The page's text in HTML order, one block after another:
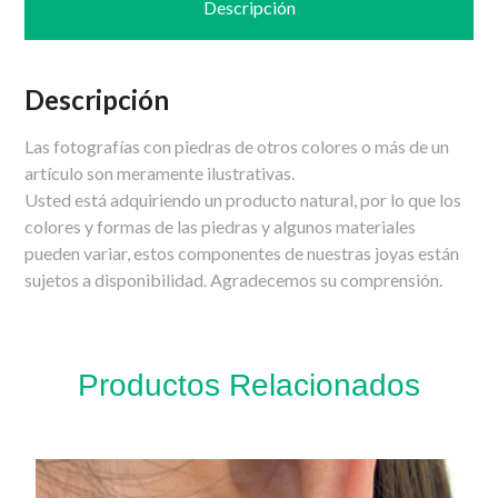
Descripción
Descripción
Las fotografías con piedras de otros colores o más de un
artículo son meramente ilustrativas.
Usted está adquiriendo un producto natural, por lo que los
colores y formas de las piedras y algunos materiales
pueden variar, estos componentes de nuestras joyas están
sujetos a disponibilidad. Agradecemos su comprensión.
Productos Relacionados